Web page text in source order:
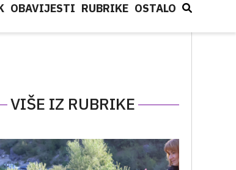
OBAVIJESTI RUBRIKE OSTALO
VIŠE IZ RUBRIKE